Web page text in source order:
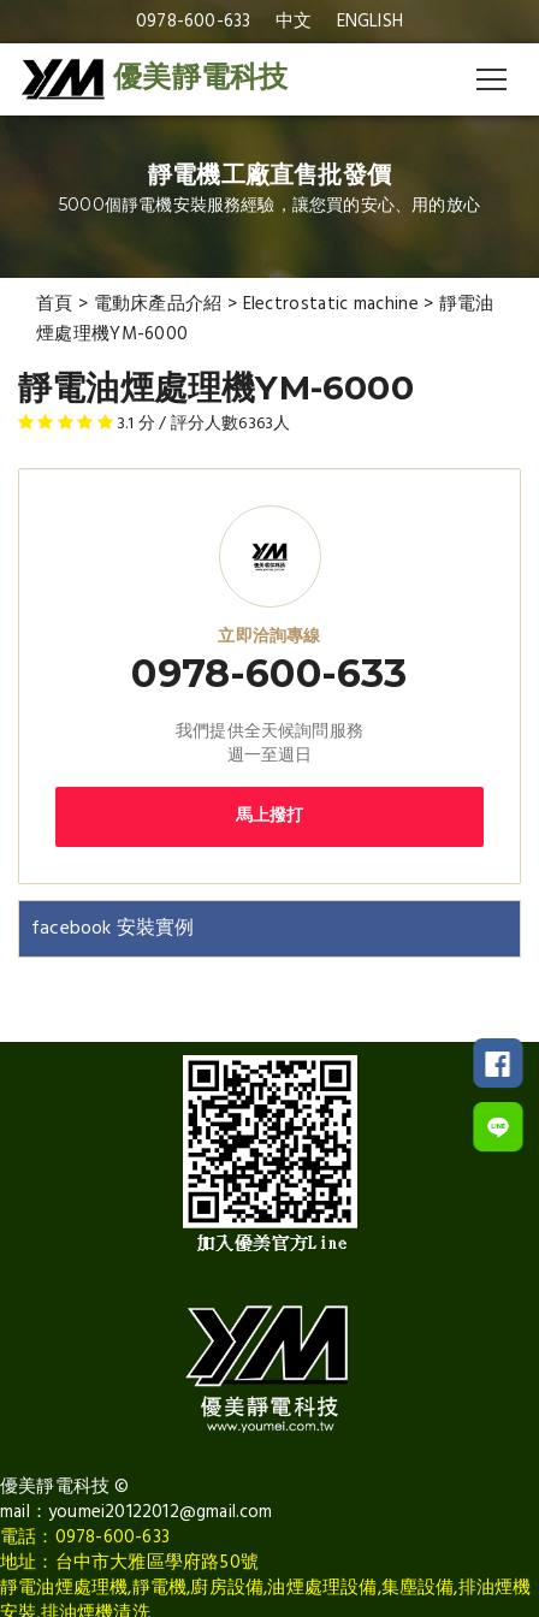
0978-600-633 中文 ENGLISH
優美靜電科技
靜電機工廠直售批發價
5000個靜電機安裝服務經驗，讓您買的安心、用的放心
首頁 > 電動床產品介紹 > Electrostatic machine > 靜電油
煙處理機YM-6000
靜電油煙處理機YM-6000
3.1 分 / 評分人數6363人
立即洽詢專線
0978-600-633
我們提供全天候詢問服務
週一至週日
馬上撥打
facebook 安裝實例
優美靜電科技©
mail： youmei20122012@gmail.com
電話：0978-600-633
地址：台中市大雅區學府路50號
靜電油煙處理機,靜電機,廚房設備,油煙處理設備,集塵設備,排油煙機